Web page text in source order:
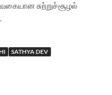
சுற்றுச்சூழல்
SATHYA DEV